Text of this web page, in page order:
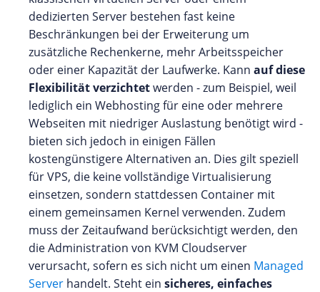
dedizierten Server bestehen fast keine
Beschränkungen bei der Erweiterung um
zusätzliche Rechenkerne, mehr Arbeitsspeicher
oder einer Kapazität der Laufwerke. Kann auf diese
Flexibilität verzichtetwerden - zum Beispiel, weil
lediglich ein Webhosting für eine oder mehrere
Webseiten mit niedriger Auslastung benötigt wird -
bieten sich jedoch in einigen Fällen
kostengünstigere Alternativen an. Dies gilt speziell
für VPS, die keine vollständige Virtualisierung
einsetzen, sondern stattdessen Container mit
einem gemeinsamen Kernel verwenden. Zudem
muss der Zeitaufwand berücksichtigt werden, den
die Administration von KVM Cloudserver
verursacht, sofern es sich nicht um einen Managed
Server handelt. Steht ein sicheres, einfaches